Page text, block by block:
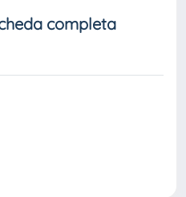
completa